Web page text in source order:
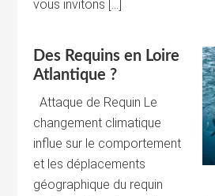
vous invitons […]
Des Requins en Loire
Atlantique ?
Attaque de Requin Le
changement climatique
influe sur le comportement
et les déplacements
géographique du requin